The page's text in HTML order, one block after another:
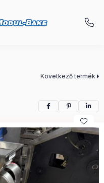
Következő termék